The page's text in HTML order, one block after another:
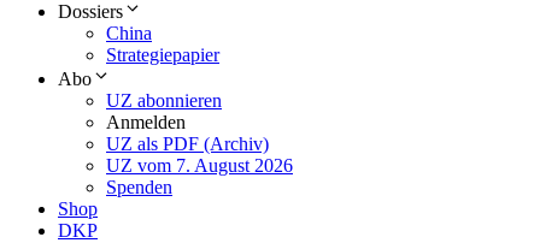
Dossiers
China
Strategiepapier
Abo
UZ abonnieren
Anmelden
UZ als PDF (Archiv)
UZ vom 7. August 2026
Spenden
Shop
DKP